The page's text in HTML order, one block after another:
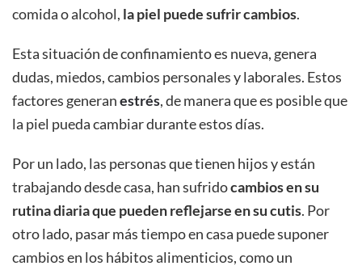
comida o alcohol, la piel puede sufrir cambios.
Esta situación de confinamiento es nueva, genera
dudas, miedos, cambios personales y laborales. Estos
factores generanestrés, de manera que es posible que
la piel pueda cambiar durante estos días.
Por un lado, las personas que tienen hijos y están
trabajando desde casa, han sufridocambios en su
rutina diaria que pueden reflejarse en su cutis. Por
otro lado, pasar más tiempo en casa puede suponer
cambios en los hábitos alimenticios, como un